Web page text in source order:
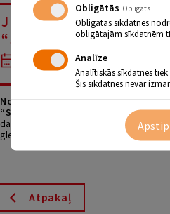
JĒKABPILS MĀKSLAS
“SATIKŠANĀS AR
01.03 - 31.03
No 2018. gada 1. līdz 31.
“Satikšanās ar mākslu”.
Martā
darbus. Izstādē varēsim skatīt, kā
gleznoti uz koka. Jauno mākslinieku
Atpakaļ
Obligātās Obligāts
Obligātās sīkdatnes
obligātajām sīkdatnēm
Analīze
Analītiskās sīkdatnes
Šīs sīkdatnes nevar